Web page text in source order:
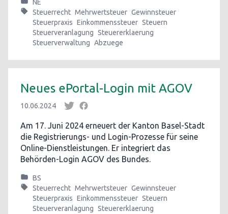
NE
Steuerrecht Mehrwertsteuer Gewinnsteuer
Steuerpraxis Einkommenssteuer Steuern
Steuerveranlagung Steuererklaerung
Steuerverwaltung Abzuege
Neues ePortal-Login mit AGOV
10.06.2024
Am 17. Juni 2024 erneuert der Kanton Basel-Stadt
die Registrierungs- und Login-Prozesse für seine
Online-Dienstleistungen. Er integriert das
Behörden-Login AGOV des Bundes.
BS
Steuerrecht Mehrwertsteuer Gewinnsteuer
Steuerpraxis Einkommenssteuer Steuern
Steuerveranlagung Steuererklaerung